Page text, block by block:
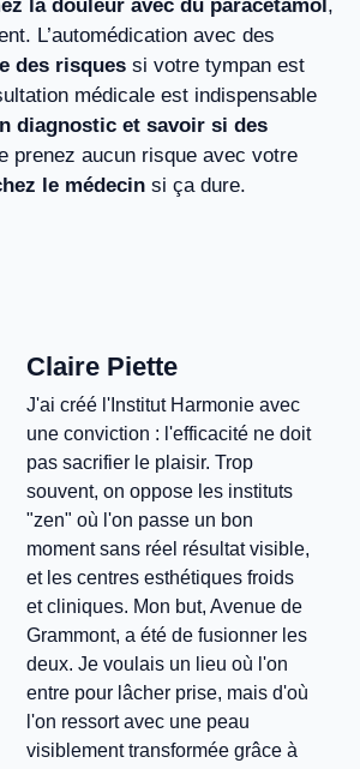
la douleur avec du paracétamol ,
L’automédication avec des
des risques si votre tympan est
médicale est indispensable
diagnostic et savoir si des
prenez aucun risque avec votre
le médecin si ça dure.
Claire Piette
J'ai créé l'Institut Harmonie avec
une conviction : l'efficacité ne doit
pas sacrifier le plaisir. Trop
souvent, on oppose les instituts
"zen" où l'on passe un bon
moment sans réel résultat visible,
et les centres esthétiques froids
et cliniques. Mon but, Avenue de
Grammont, a été de fusionner les
deux. Je voulais un lieu où l'on
entre pour lâcher prise, mais d'où
l'on ressort avec une peau
visiblement transformée grâce à